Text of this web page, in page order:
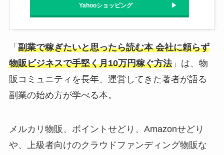
Yahooショッピング
「 副業で稼ぎたいと思ったら読む本 会社に頼らず
物販ビジネスで手堅く月10万円稼ぐ方法」は、物
販コミュニティを長年、運営してきた著者が語る
副業の始め方が学べる本。
メルカリ物販、ポイントせどり、Amazonせどり
や、上級者向けのクラウドファンディング物販な